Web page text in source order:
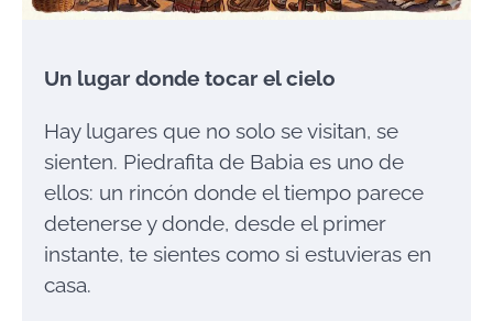
Un lugar donde tocar el cielo
Hay lugares que no solo se visitan, se
sienten. Piedrafita de Babia es uno de
ellos: un rincón donde el tiempo parece
detenerse y donde, desde el primer
instante, te sientes como si estuvieras en
casa.